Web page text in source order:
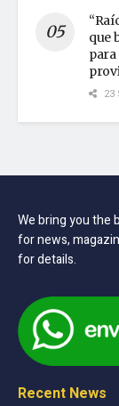
que
23
We bring you the
for news,
for details.
Recent News